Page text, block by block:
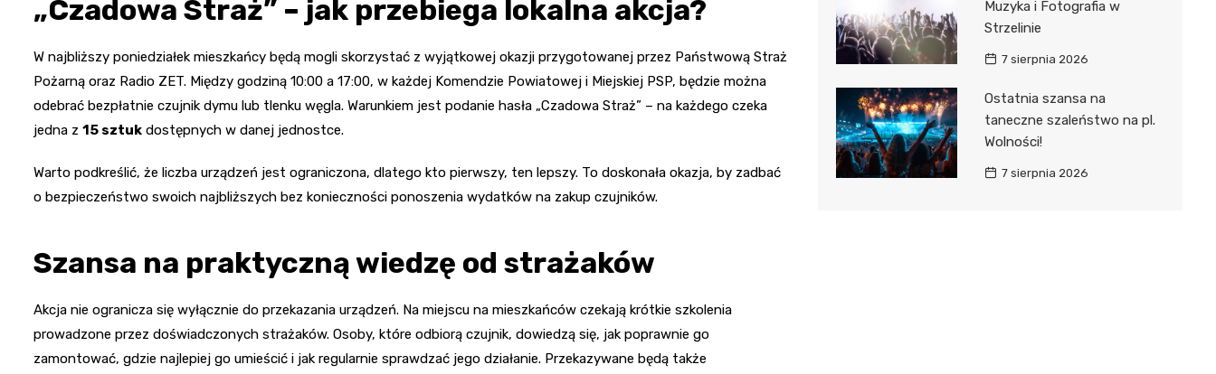
„Czadowa Straż” – jak przebiega lokalna akcja?
W najbliższy poniedziałek mieszkańcy będą mogli skorzystać z wyjątkowej okazji przygotowanej przez Państwową Straż
Pożarną oraz Radio ZET. Między godziną 10:00 a 17:00, w każdej Komendzie Powiatowej i Miejskiej PSP, będzie można
odebrać bezpłatnie czujnik dymu lub tlenku węgla. Warunkiem jest podanie hasła „Czadowa Straż” – na każdego czeka
jedna z 15 sztuk dostępnych w danej jednostce.
Warto podkreślić, że liczba urządzeń jest ograniczona, dlatego kto pierwszy, ten lepszy. To doskonała okazja, by zadbać
o bezpieczeństwo swoich najbliższych bez konieczności ponoszenia wydatków na zakup czujników.
Szansa na praktyczną wiedzę od strażaków
Akcja nie ogranicza się wyłącznie do przekazania urządzeń. Na miejscu na mieszkańców czekają krótkie szkolenia
prowadzone przez doświadczonych strażaków. Osoby, które odbiorą czujnik, dowiedzą się, jak poprawnie go
zamontować, gdzie najlepiej go umieścić i jak regularnie sprawdzać jego działanie. Przekazywane będą także
Muzyka i Fotografia w
Strzelinie
7 sierpnia 2026
Ostatnia szansa na
taneczne szaleństwo na pl.
Wolności!
7 sierpnia 2026